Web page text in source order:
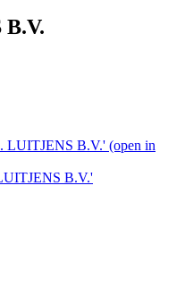
LUITJENS B.V.' (open in
B.V.'